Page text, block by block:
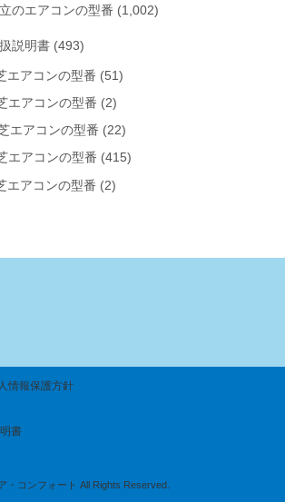
のエアコンの型番 (1,002)
説明書 (493)
エアコンの型番 (51)
エアコンの型番 (2)
エアコンの型番 (22)
エアコンの型番 (415)
エアコンの型番 (2)
情報保護方針
書
・コンフォート All Rights Reserved.